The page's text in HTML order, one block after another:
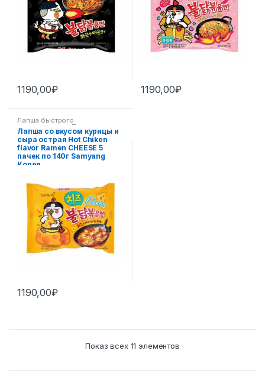
1190,00₽ 1190,00₽
Лапша быстрого
приготовления Пан-азиатская
кухня
Лапша со вкусом курицы и
сыра острая Hot Chiken
flavor Ramen CHEESE 5
пачек по 140г Samyang
Корея
1190,00₽
Показ всех 11 элементов